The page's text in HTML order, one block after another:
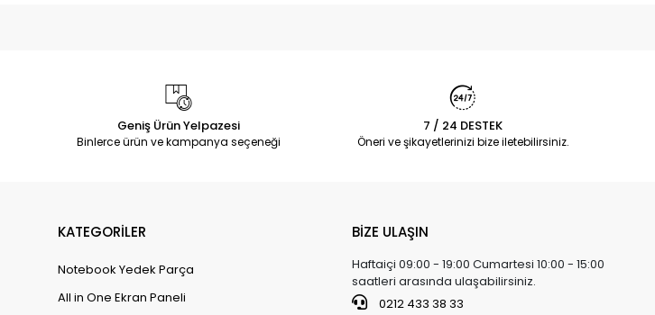
Geniş Ürün Yelpazesi
Binlerce ürün ve kampanya seçeneği
7 / 24 DESTEK
Öneri ve şikayetlerinizi bize iletebilirsiniz.
KATEGORİLER
Notebook Yedek Parça
All in One Ekran Paneli
BİZE ULAŞIN
Haftaiçi 09:00 - 19:00 Cumartesi 10:00 - 15:00
saatleri arasında ulaşabilirsiniz.
0212 433 38 33